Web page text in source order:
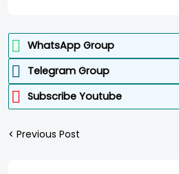
WhatsApp Group
Telegram Group
Subscribe Youtube
Previous Post